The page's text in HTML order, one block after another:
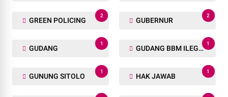
GREEN POLICING
2
GUBERNUR
2
GUDANG
1
GUDANG BBM ILEGAL
1
GUNUNG SITOLO
1
HAK JAWAB
1